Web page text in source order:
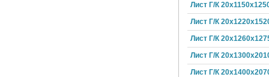
Лист Г/К
Лист Г/К
Лист Г/К
Лист Г/К
Лист Г/К